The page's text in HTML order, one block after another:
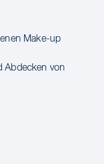
Make-up
Abdecken von